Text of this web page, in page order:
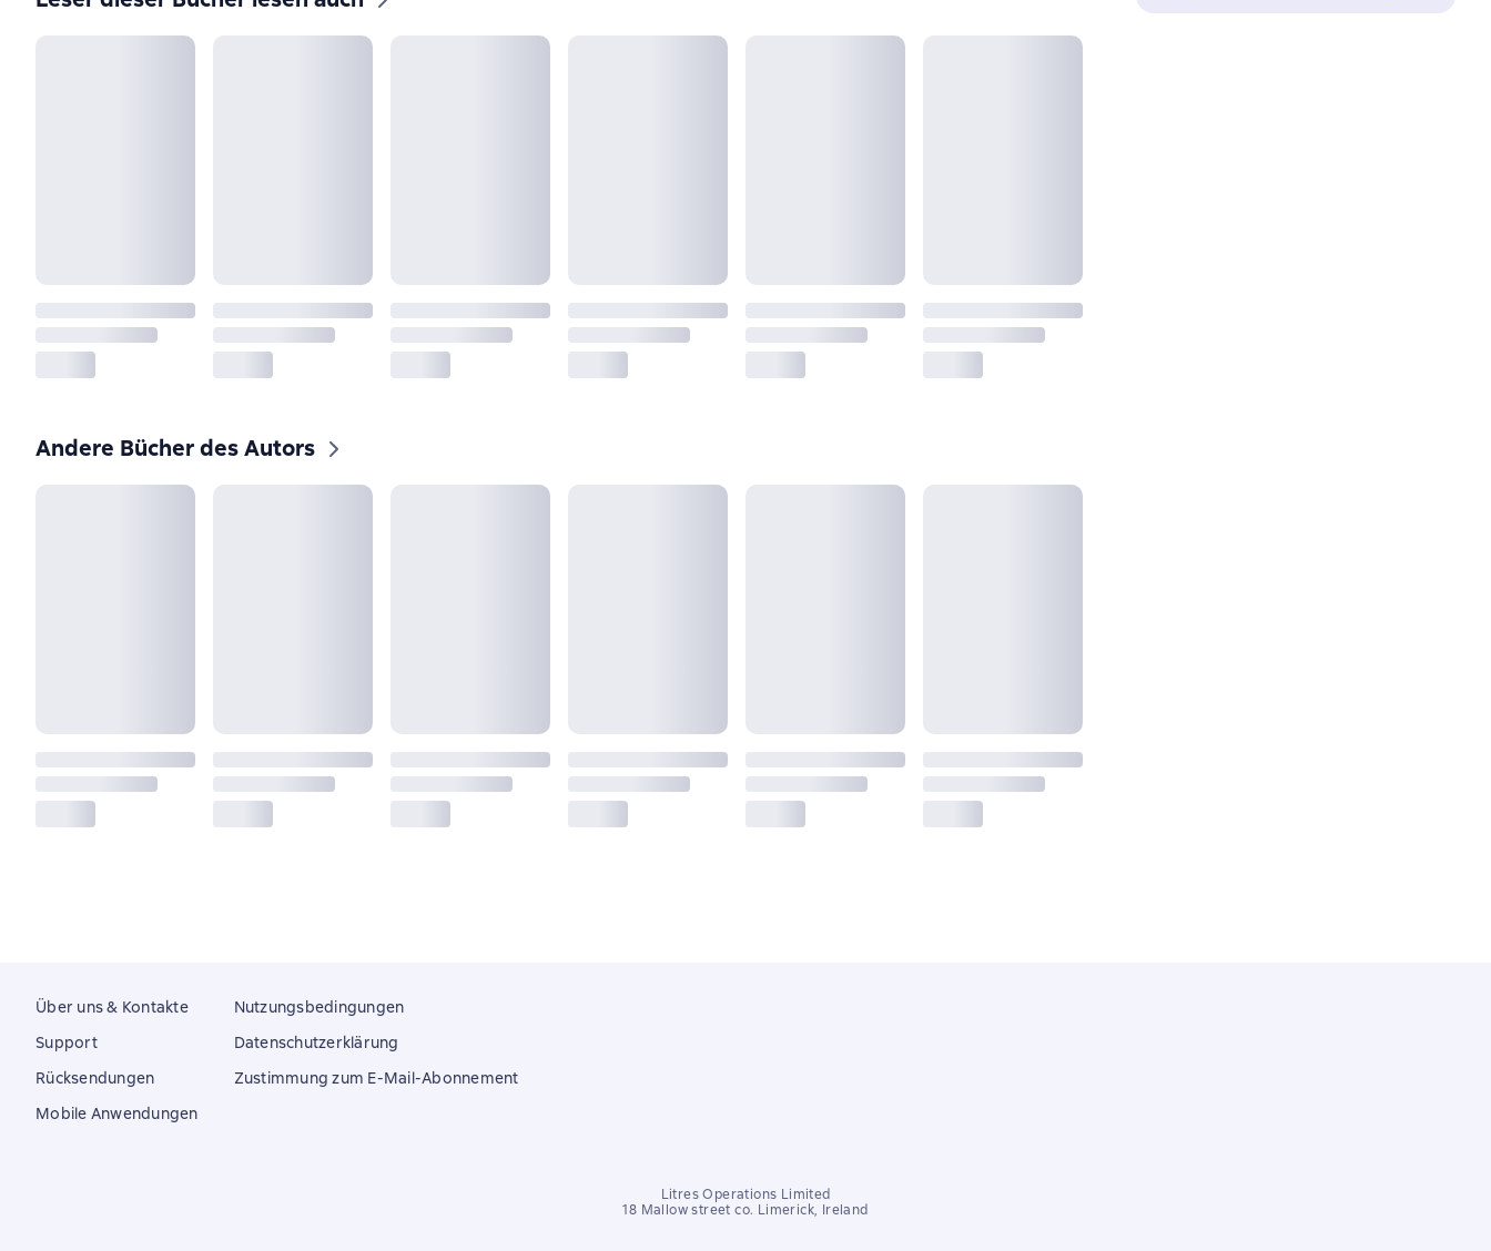
Andere Bücher des Autors
Über uns & Kontakte
Support
Rücksendungen
Mobile Anwendungen
Nutzungsbedingungen
Datenschutzerklärung
Zustimmung zum E-Mail-Abonnement
Litres Operations Limited
18 Mallow street co. Limerick, Ireland